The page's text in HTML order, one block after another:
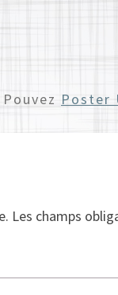
Poster
Les champs